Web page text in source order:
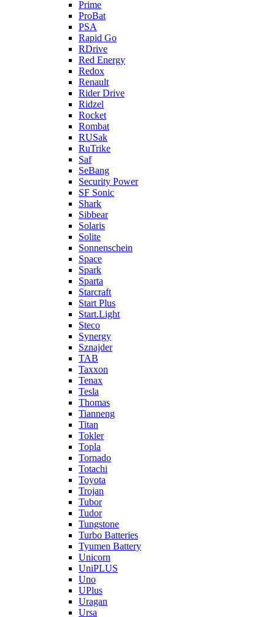
Prime
ProBat
PSA
Rapid Go
RDrive
Red Energy
Redox
Renault
Rider Drive
Ridzel
Rocket
Rombat
RUSak
RuTrike
Saf
SeBang
Security Power
SF Sonic
Shark
Sibbear
Solaris
Solite
Sonnenschein
Space
Spark
Sparta
Starcraft
Start Plus
Start.Light
Steco
Synergy
Sznajder
TAB
Taxxon
Tenax
Tesla
Thomas
Tianneng
Titan
Tokler
Topla
Tornado
Totachi
Toyota
Trojan
Tubor
Tudor
Tungstone
Turbo Batteries
Tyumen Battery
Unicorn
UniPLUS
Uno
UPlus
Uragan
Ursa